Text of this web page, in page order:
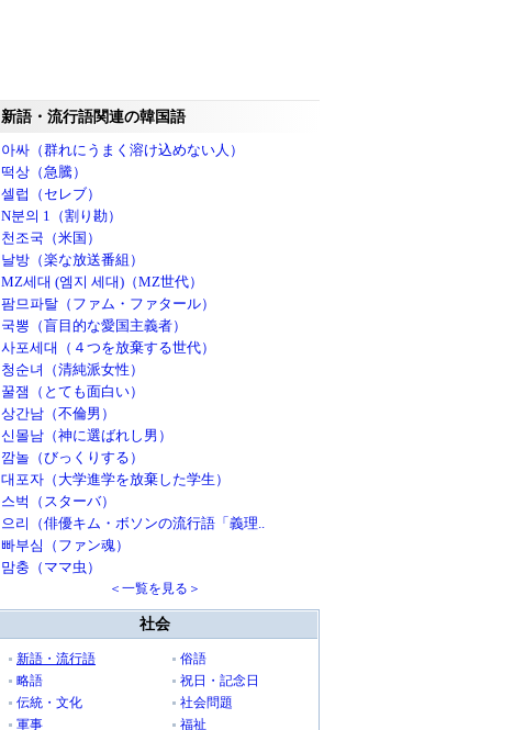
新語・流行語関連の韓国語
아싸（群れにうまく溶け込めない人）
떡상（急騰）
셀럽（セレブ）
N분의 1（割り勘）
천조국（米国）
날방（楽な放送番組）
MZ세대 (엠지 세대)（MZ世代）
팜므파탈（ファム・ファタール）
국뽕（盲目的な愛国主義者）
사포세대（４つを放棄する世代）
청순녀（清純派女性）
꿀잼（とても面白い）
상간남（不倫男）
신몰남（神に選ばれし男）
깜놀（びっくりする）
대포자（大学進学を放棄した学生）
스벅（スターバ）
으리（俳優キム・ボソンの流行語「義理..
빠부심（ファン魂）
맘충（ママ虫）
＜一覧を見る＞
社会
新語・流行語
俗語
略語
祝日・記念日
伝統・文化
社会問題
軍事
福祉